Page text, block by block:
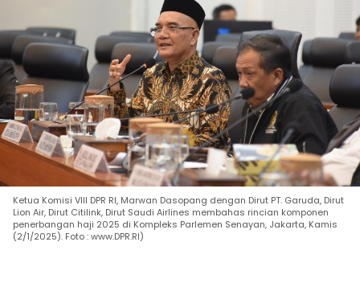
Ketua Komisi VIII DPR RI, Marwan Dasopang dengan Dirut PT. Garuda, Dirut
Lion Air, Dirut Citilink, Dirut Saudi Airlines membahas rincian komponen
penerbangan haji 2025 di Kompleks Parlemen Senayan, Jakarta, Kamis
(2/1/2025). Foto : www.DPR.RI)